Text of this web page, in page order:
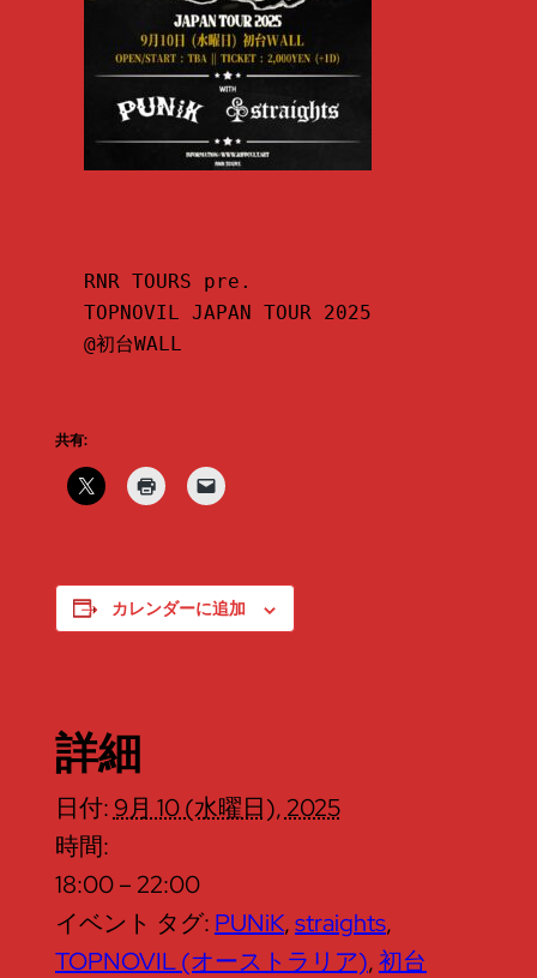
RNR TOURS pre.
TOPNOVIL JAPAN TOUR 2025
@初台WALL
共有:
カレンダーに追加
詳細
日付: 9月 10 (水曜日), 2025
時間:
18:00 – 22:00
イベント タグ: PUNiK,straights,
TOPNOVIL (オーストラリア),初台